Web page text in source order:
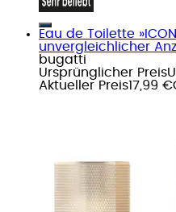
Eau de Toilette
unvergleichlicher
bugatti
Ursprünglicher Preis
Aktueller Preis17,99 €